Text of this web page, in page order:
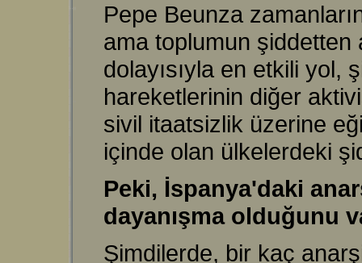
Pepe Beunza
ama toplumun şiddetten
dolayısıyla en etkili yol,
hareketlerinin diğer
sivil itaatsizlik üzerine
içinde olan ülkelerdeki
Peki, İspanya'daki
dayanışma olduğunu
Şimdilerde, bir kaç